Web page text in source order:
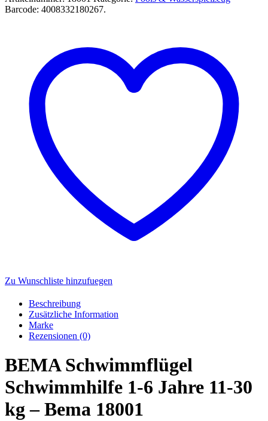
6
Bema
18001
Menge
Barcode: 4008332180267.
Zu Wunschliste hinzufuegen
Beschreibung
Zusätzliche Information
Marke
Rezensionen (0)
BEMA Schwimmflügel
Schwimmhilfe 1-6 Jahre 11-30
kg – Bema 18001